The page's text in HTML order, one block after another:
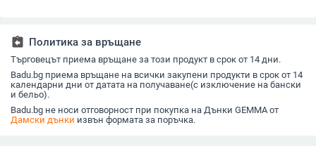
ретро синьо, са
универсални
свободни и
assignment_return Политика за връщане
Търговецът приема връщане за този продукт в срок от 14 дни.
Badu.bg приема връщане на всички закупени продукти в срок от 14
календарни дни от датата на получаване(с изключение на бански
и бельо).
Badu.bg не носи отговорност при покупка на Дънки GEMMA от
Дамски дънки извън формата за поръчка.